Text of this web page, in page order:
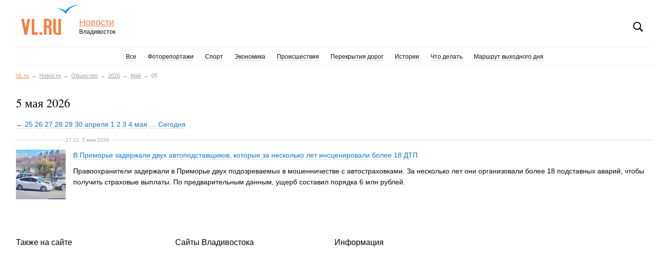
Новости
Владивосток
Все Фоторепортажи Спорт Экономика Происшествия Перекрытия дорог Истории Что делать Маршрут выходного дня
VL.ru Новости Общество 2026 Май 05
5 мая 2026
← 25 26 27 28 29 30 апреля 1 2 3 4 мая Сегодня
17:12, 5 мая 2026
В Приморье задержали двух автоподставщиков, которые за несколько лет инсценировали более 18 ДТП
Правоохранители задержали в Приморье двух подозреваемых в мошенничестве с автостраховками. За несколько лет они организовали более 18 подставных аварий, чтобы
получить страховые выплаты. По предварительным данным, ущерб составил порядка 6 млн рублей.
Также на сайте Сайты Владивостока Информация